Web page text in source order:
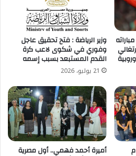
وزير الرياضة : فتح تحقيق عاجل
وفوري في شكوى لاعب كرة
القدم المستبعد بسبب إسمه
21 يوليو، 2026
حكام أميرة أحمد فهمي.. أول مصرية